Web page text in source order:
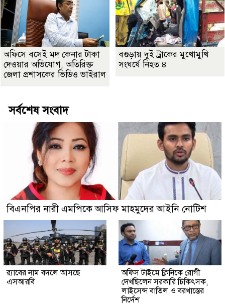
অফিসে বসেই মদ কেনার টাকা
দেওয়ার অভিযোগ, অতিরিক্ত
জেলা প্রশাসকের ভিডিও ভাইরাল
বগুড়ায় দুই ট্রাকের মুখোমুখি
সংঘর্ষে নিহত ৪
সর্বশেষ সংবাদ
বিএনপির নারী এমপিকে আসিফ মাহমুদের আইনি নোটিশ
র‍্যাবের নাম বদলে আসছে
এসআরবি
অফিস টাইমে ক্লিনিকে রোগী
দেখছিলেন সরকারি চিকিৎসক,
লাইসেন্স বাতিল ও বরখাস্তের
নির্দেশ